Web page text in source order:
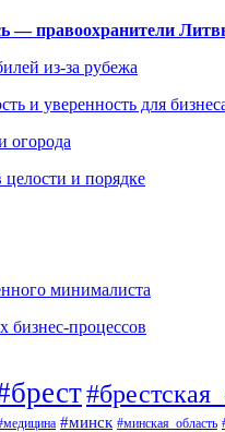
— правоохранители
из-за рубежа
и уверенность для
огорода
и порядке
минималиста
процессов
#минск #минская_область